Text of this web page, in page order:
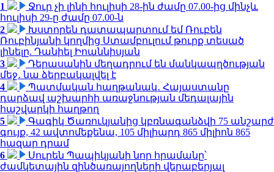
1
Ջուր չի լինի հուլիսի 28-ին ժամը 07.00-ից մինչև
հուլիսի 29-ը ժամը 07.00-ն
2
Խստորեն դատապարտում եմ Ռուբեն
Ռուբինյանի կողմից Ստամբուլում թուրք տեսած
լինելը. Դանիել Իոաննիսյան
3
Դերասանին մեղադրում են մանկապղծության
մեջ․ նա ձերբակալվել է
4
Պատմական հաղթանակ․ Հայաստանը
դարձավ աշխարհի առաջնության մեդալային
հաշվարկի հաղթող
5
Գագիկ Ծառուկյանից կբռնագանձվի 75 անշարժ
գույք, 42 ավտոմեքենա, 105 միլիարդ 865 միլիոն 865
հազար դրամ
6
Սուրեն Պապիկյանի նոր հրամանը՝
ժամկետային զինծառայողների վերաբերյալ